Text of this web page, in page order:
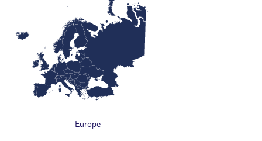
Europe